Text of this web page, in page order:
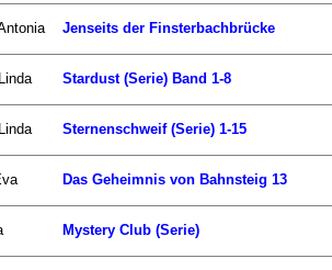
Jenseits der Finsterbachbrücke
Stardust (Serie) Band 1-8
Sternenschweif (Serie) 1-15
Das Geheimnis von Bahnsteig 13
Mystery Club (Serie)